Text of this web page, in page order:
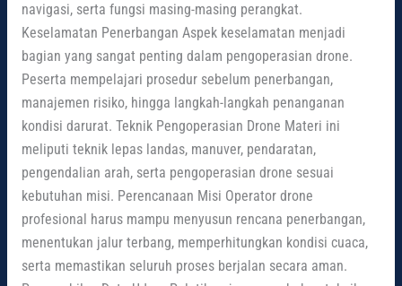
navigasi, serta fungsi masing-masing perangkat.
Keselamatan Penerbangan Aspek keselamatan menjadi
bagian yang sangat penting dalam pengoperasian drone.
Peserta mempelajari prosedur sebelum penerbangan,
manajemen risiko, hingga langkah-langkah penanganan
kondisi darurat. Teknik Pengoperasian Drone Materi ini
meliputi teknik lepas landas, manuver, pendaratan,
pengendalian arah, serta pengoperasian drone sesuai
kebutuhan misi. Perencanaan Misi Operator drone
profesional harus mampu menyusun rencana penerbangan,
menentukan jalur terbang, memperhitungkan kondisi cuaca,
serta memastikan seluruh proses berjalan secara aman.